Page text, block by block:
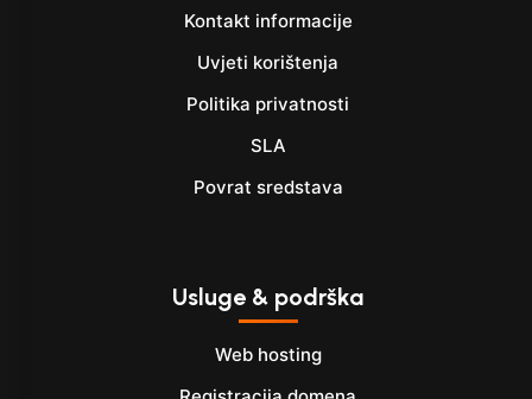
Kontakt informacije
Uvjeti korištenja
Politika privatnosti
SLA
Povrat sredstava
Usluge & podrška
Web hosting